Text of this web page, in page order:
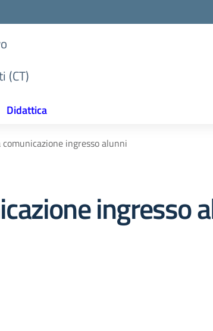
(CT)
Didattica
comunicazione ingresso alunni
ingresso